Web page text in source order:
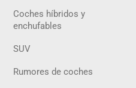
Coches híbridos y
enchufables
SUV
Rumores de coches